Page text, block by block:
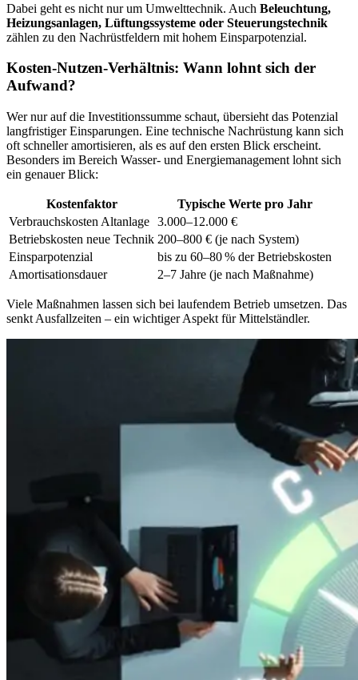
Dabei geht es nicht nur um Umwelttechnik. Auch Beleuchtung,
Heizungsanlagen, Lüftungssysteme oder Steuerungstechnik
zählen zu den Nachrüstfeldern mit hohem Einsparpotenzial.
Kosten-Nutzen-Verhältnis: Wann lohnt sich der
Aufwand?
Wer nur auf die Investitionssumme schaut, übersieht das Potenzial
langfristiger Einsparungen. Eine technische Nachrüstung kann sich
oft schneller amortisieren, als es auf den ersten Blick erscheint.
Besonders im Bereich Wasser- und Energiemanagement lohnt sich
ein genauer Blick:
Kostenfaktor
Typische Werte pro Jahr
Verbrauchskosten Altanlage 3.000–12.000 €
Betriebskosten neue Technik 200–800 € (je nach System)
Einsparpotenzial
bis zu 60–80 % der Betriebskosten
Amortisationsdauer
2–7 Jahre (je nach Maßnahme)
Viele Maßnahmen lassen sich bei laufendem Betrieb umsetzen. Das
senkt Ausfallzeiten – ein wichtiger Aspekt für Mittelständler.